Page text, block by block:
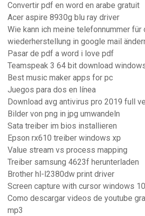
Convertir pdf en word en arabe gratuit
Acer aspire 8930g blu ray driver
Wie kann ich meine telefonnummer für
wiederherstellung in google mail
Pasar de pdf a word i love pdf
Teamspeak 3 64 bit download
Best music maker apps for pc
Juegos para dos en línea
Download avg antivirus pro 2019 full
Bilder von png in jpg umwandeln
Sata treiber im bios installieren
Epson rx610 treiber windows xp
Value stream vs process mapping
Treiber samsung 4623f herunterladen
Brother hl-l2380dw print driver
Screen capture with cursor windows 10
Como descargar videos de youtube
mp3